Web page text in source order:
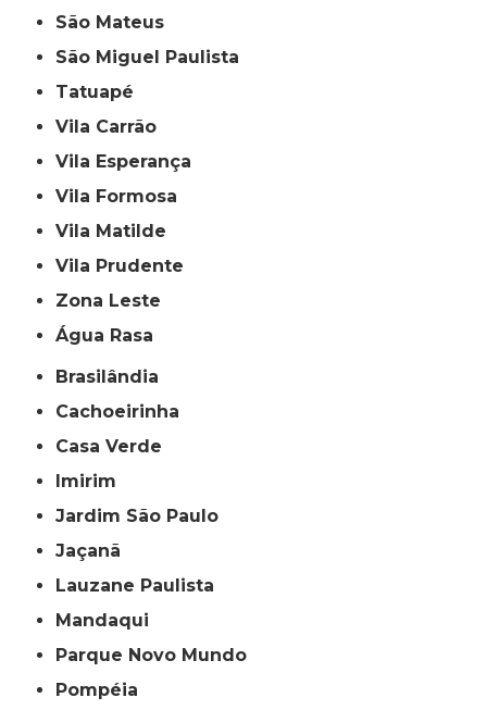
São Mateus
São Miguel Paulista
Tatuapé
Vila Carrão
Vila Esperança
Vila Formosa
Vila Matilde
Vila Prudente
Zona Leste
Água Rasa
Brasilândia
Cachoeirinha
Casa Verde
Imirim
Jardim São Paulo
Jaçanã
Lauzane Paulista
Mandaqui
Parque Novo Mundo
Pompéia